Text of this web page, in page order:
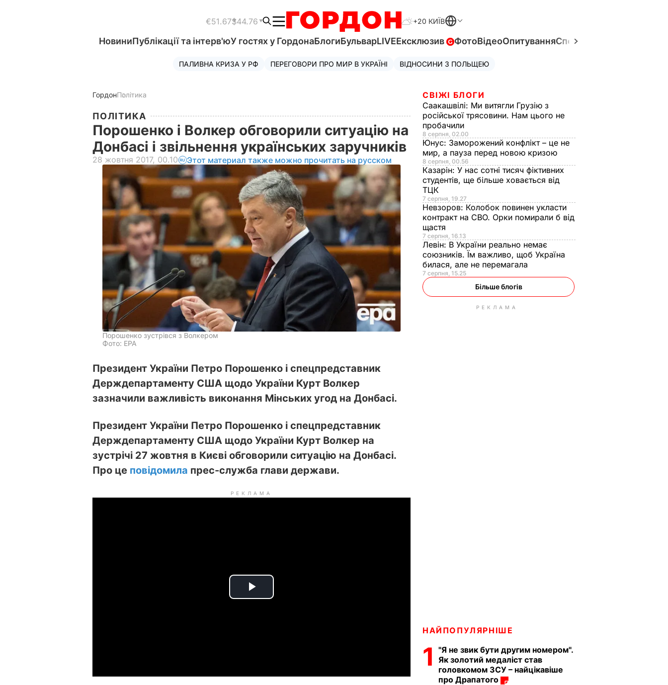
€51.67$44.76 +20 КИЇВ
НовиниПублікації та інтерв'юУ гостях у ГордонаБлогиБульварLIVEЕксклюзив ФотоВідеоОпитуванняСпецпроєкти
ПАЛИВНА КРИЗА У РФ ПЕРЕГОВОРИ ПРО МИР В УКРАЇНІ ВІДНОСИНИ З ПОЛЬЩЕЮ
ГордонПолітика
ПОЛІТИКА
Порошенко і Волкер обговорили ситуацію на
Донбасі і звільнення українських заручників
28 жовтня 2017, 00.10 Этот материал также можно прочитать на русском
Порошенко зустрівся з Волкером
Фото: EPA
Президент України Петро Порошенко і спецпредставник
Держдепартаменту США щодо України Курт Волкер
зазначили важливість виконання Мінських угод на Донбасі.
Президент України Петро Порошенко і спецпредставник
Держдепартаменту США щодо України Курт Волкер на
зустрічі 27 жовтня в Києві обговорили ситуацію на Донбасі.
Про це повідомила прес-служба глави держави.
РЕКЛАМА
P
СВІЖІ БЛОГИ
Саакашвілі: Ми витягли Грузію з
російської трясовини. Нам цього не
пробачили
8 серпня, 02.00
Юнус: Заморожений конфлікт – це не
мир, а пауза перед новою кризою
8 серпня, 00.56
Казарін: У нас сотні тисяч фіктивних
студентів, ще більше ховається від
ТЦК
7 серпня, 19.27
Невзоров: Колобок повинен укласти
контракт на СВО. Орки помирали б від
щастя
7 серпня, 16.13
Левін: В України реально немає
союзників. Їм важливо, щоб Україна
билася, але не перемагала
7 серпня, 15.25
Більше блогів
РЕКЛАМА
НАЙПОПУЛЯРНІШЕ
1
"Я не звик бути другим номером".
Як золотий медаліст став
головкомом ЗСУ – найцікавіше
про Драпатого